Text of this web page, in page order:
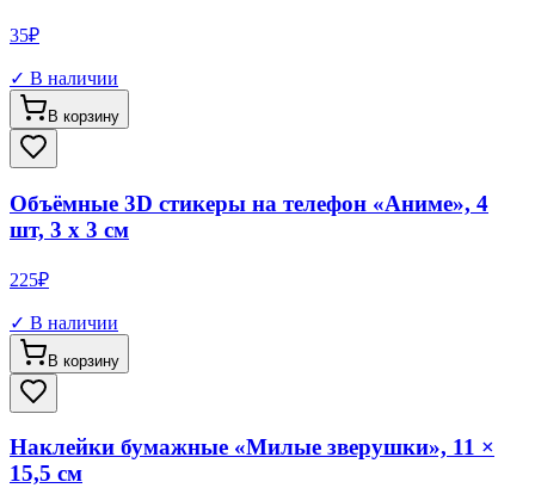
35₽
✓ В наличии
В корзину
Объёмные 3D стикеры на телефон «Аниме», 4
шт, 3 х 3 см
225₽
✓ В наличии
В корзину
Наклейки бумажные «Милые зверушки», 11 ×
15,5 см